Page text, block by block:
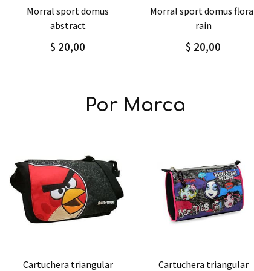
Agregar Detalle
rain
$ 20,00
Agregar Detalle
mochila / morral grande
classic
$ 38,00
Por Marca
Agregar Detalle
cartuchera triangular Agregar Detalle
cartuchera plana